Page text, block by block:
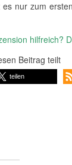
es nur zum
hilfreich?
Beitrag teilt
teilen